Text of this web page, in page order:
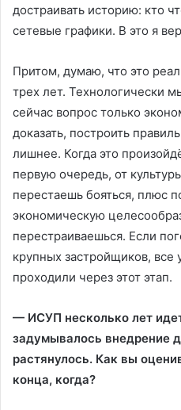
достраивать историю: кто
сетевые графики. В это я
Притом, думаю, что это
трех лет. Технологически
сейчас вопрос только
доказать, построить
лишнее. Когда это
первую очередь, от
перестаешь бояться, плюс
экономическую
перестраиваешься. Если
крупных застройщиков, все
проходили через этот этап.
— ИСУП несколько лет
задумывалось внедрение
растянулось. Как вы
конца, когда?